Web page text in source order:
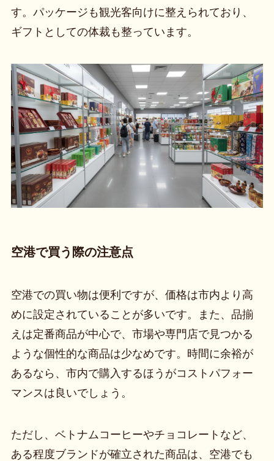
す。パッケージも観光客向けに整えられており、
ギフトとしての体裁も整っています。
空港で買う際の注意点
空港での買い物は便利ですが、価格は市内より高
めに設定されていることが多いです。また、品揃
えは定番商品が中心で、市場や専門店で見つかる
ような個性的な商品は少なめです。時間に余裕が
あるなら、市内で購入するほうがコストパフォー
マンスは良いでしょう。
ただし、ベトナムコーヒーやチョコレートなど、
ある程度ブランドが確立された商品は、空港でも